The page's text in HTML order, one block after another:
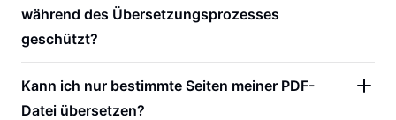
während des Übersetzungsprozesses
geschützt?
Kann ich nur bestimmte Seiten meiner PDF-
Datei übersetzen?